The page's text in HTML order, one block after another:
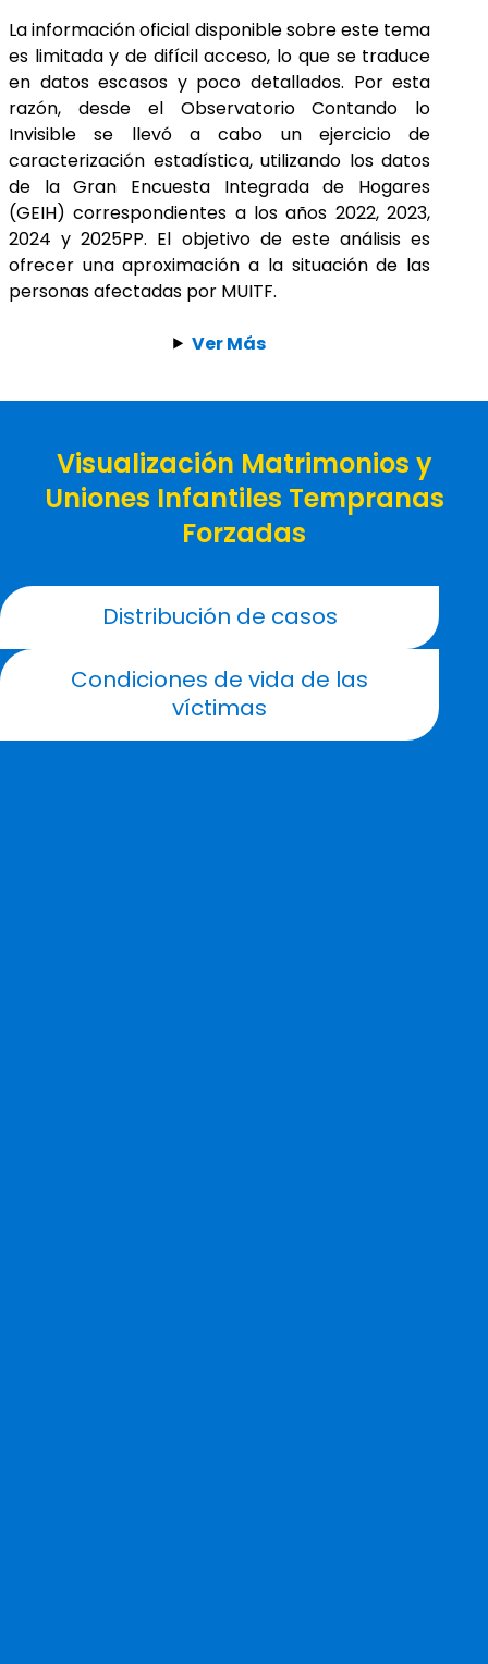
La información oficial disponible sobre este tema
es limitada y de difícil acceso, lo que se traduce
en datos escasos y poco detallados. Por esta
razón, desde el Observatorio Contando lo
Invisible se llevó a cabo un ejercicio de
caracterización estadística, utilizando los datos
de la Gran Encuesta Integrada de Hogares
(GEIH) correspondientes a los años 2022, 2023,
2024 y 2025PP. El objetivo de este análisis es
ofrecer una aproximación a la situación de las
personas afectadas por MUITF.
Ver Más
Visualización Matrimonios y
Uniones Infantiles Tempranas
Forzadas
Distribución de casos
Condiciones de vida de las
víctimas